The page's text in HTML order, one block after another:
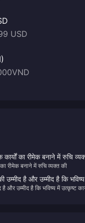
USD
का रीमेक बनाने में रुचि
रीमेक बनाने में रुचि व्यक्त की
उम्मीद है और उम्मीद है कि
है और उम्मीद है कि भविष्य में उत्कृष्ट